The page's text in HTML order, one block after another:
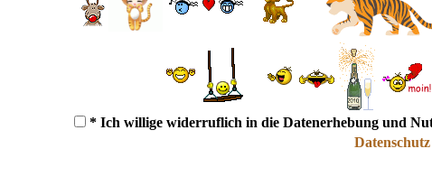
* Ich willige widerruflich in die Datenerhebung und
Datenschutz